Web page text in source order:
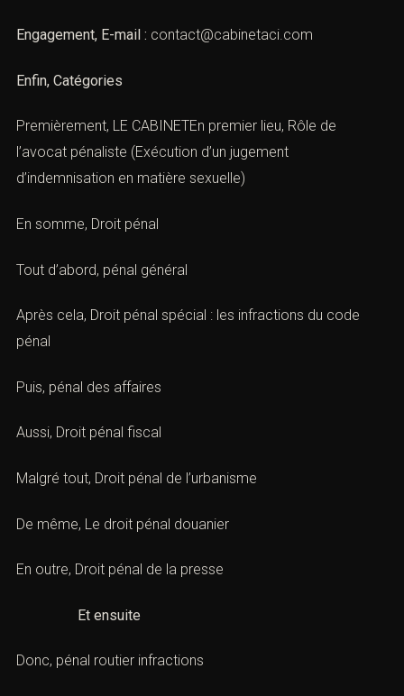
Engagement, E-mail : contact@cabinetaci.com
Enfin, Catégories
Premièrement, LE CABINETEn premier lieu, Rôle de
l’avocat pénaliste (Exécution d’un jugement
d’indemnisation en matière sexuelle)
En somme, Droit pénal
Tout d’abord, pénal général
Après cela, Droit pénal spécial : les infractions du code
pénal
Puis, pénal des affaires
Aussi, Droit pénal fiscal
Malgré tout, Droit pénal de l’urbanisme
De même, Le droit pénal douanier
En outre, Droit pénal de la presse
Et ensuite
Donc, pénal routier infractions